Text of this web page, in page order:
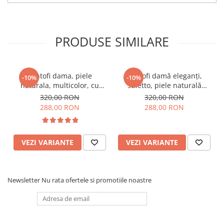
PRODUSE SIMILARE
-10%
Pantofi dama, piele
naturala, multicolor, cu
imprimeu sarpe, toc mic,
gros, Sandali
320,00 RON
288,00 RON
VEZI VARIANTE
-10%
Pantofi damă eleganți,
stiletto, piele naturală
velur, toc gros îmbrăcat,
negru zig-zag, negru
320,00 RON
288,00 RON
VEZI VARIANTE
Newsletter Nu rata ofertele si promotiile noastre